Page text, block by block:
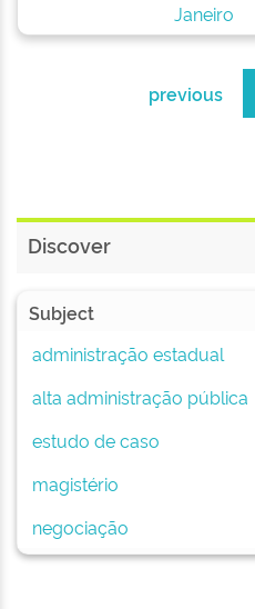
Janeiro
previous
Discover
Subject
administração estadual
alta administração pública
estudo de caso
magistério
negociação